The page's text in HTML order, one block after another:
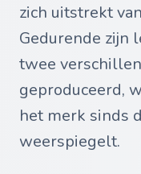
zich uitstrekt
Gedurende zijn
twee
geproduceerd,
het merk sinds
weerspiegelt.